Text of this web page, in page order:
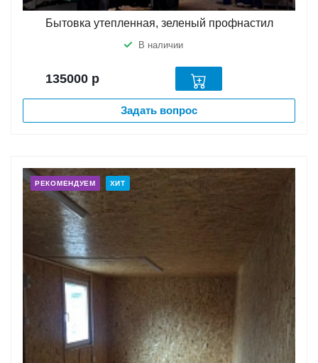
Бытовка утепленная, зеленый профнастил
В наличии
135000 р
Задать вопрос
РЕКОМЕНДУЕМ ХИТ